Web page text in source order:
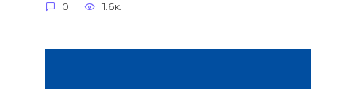
0 1.6к.